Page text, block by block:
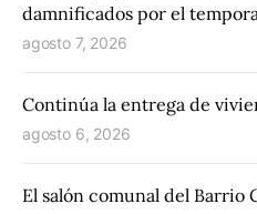
damnificados por el
agosto 7, 2026
Continúa la entrega de
agosto 6, 2026
El salón comunal del Barrio